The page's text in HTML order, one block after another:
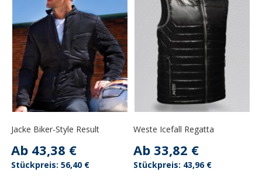
Jacke Biker-Style Result
Ab 43,38 €
56,40 €
Weste Icefall Regatta
Ab 33,82 €
43,96 €